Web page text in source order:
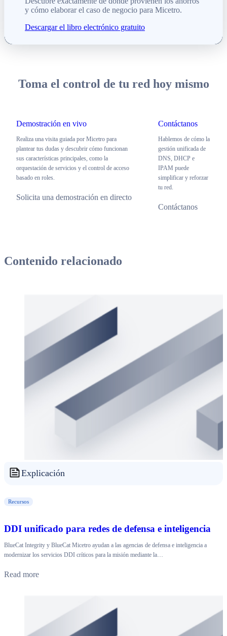
y cómo elaborar el caso de negocio para Micetro.
Descargar el libro electrónico gratuito
Toma el control de tu red hoy mismo
Demostración en vivo
Realiza una visita guiada por Micetro para
plantear tus dudas y descubrir cómo funcionan
sus características principales, como la
orquestación de servicios y el control de acceso
basado en roles.
Solicita una demostración en directo
Contáctanos
Hablemos de cómo la
gestión unificada de
DNS, DHCP e
IPAM puede
simplificar y reforzar
tu red.
Contáctanos
Contenido relacionado
Explicación
Recursos
DDI unificado para redes de defensa e inteligencia
BlueCat Integrity y BlueCat Micetro ayudan a las agencias de defensa e inteligencia a
modernizar los servicios DDI críticos para la misión mediante la…
Read more